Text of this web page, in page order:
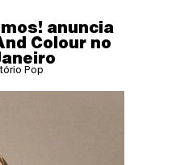
anuncia
Colour no
Pop